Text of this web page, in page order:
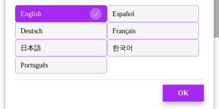
English Español
Deutsch Français
日本語 한국어
Português
OK